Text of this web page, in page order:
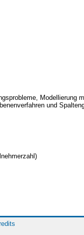
Modellierung
und